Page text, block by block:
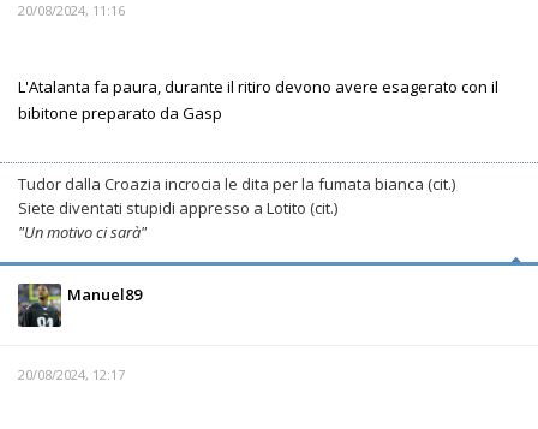
20/08/2024, 11:16
L'Atalanta fa paura, durante il ritiro devono avere esagerato con il
bibitone preparato da Gasp
Tudor dalla Croazia incrocia le dita per la fumata bianca (cit.)
Siete diventati stupidi appresso a Lotito (cit.)
"Un motivo ci sarà"
Manuel89
20/08/2024, 12:17